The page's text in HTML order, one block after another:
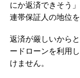
にか返済できそう
連帯保証人の地位
返済が厳しいから
ードローンを利用
けません。